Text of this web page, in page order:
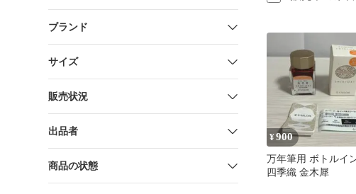
ブランド
サイズ
販売状況
出品者
商品の状態
¥900
万年筆用 ボトルイ
四季織 金木犀